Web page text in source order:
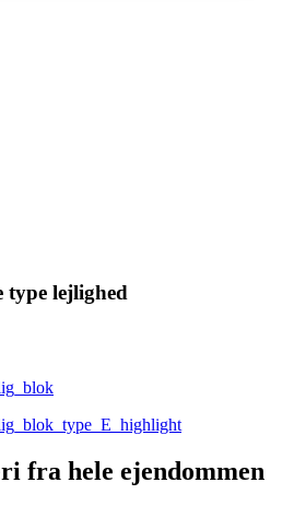
type lejlighed
fra hele ejendommen